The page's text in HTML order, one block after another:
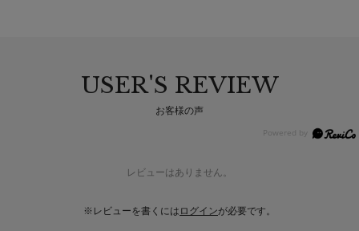
USER'S REVIEW
お客様の声
レビューはありません。
※レビューを書くには ログインが必要です。